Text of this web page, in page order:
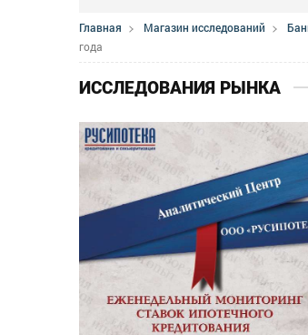
Главная Магазин исследований
года
ИССЛЕДОВАНИЯ РЫНКА